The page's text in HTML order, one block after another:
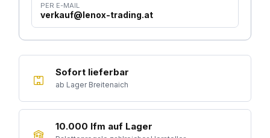
PER E-MAIL
verkauf@lenox-trading.at
Sofort lieferbar
ab Lager Breitenaich
10.000 lfm auf Lager